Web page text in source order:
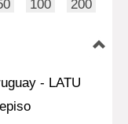
100 200
- LATU